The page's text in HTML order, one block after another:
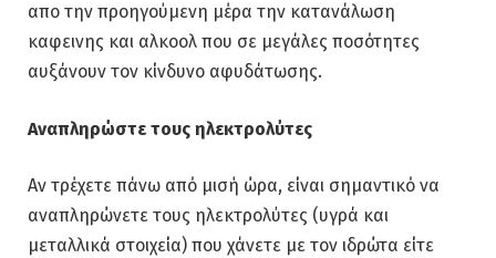
απο την προηγούμενη μέρα την κατανάλωση
καφεινης και αλκοολ που σε μεγάλες ποσότητες
αυξάνουν τον κίνδυνο αφυδάτωσης.
Αναπληρώστε τους ηλεκτρολύτες
Αν τρέχετε πάνω από μισή ώρα, είναι σημαντικό να
αναπληρώνετε τους ηλεκτρολύτες (υγρά και
μεταλλικά στοιχεία) που χάνετε με τον ιδρώτα είτε